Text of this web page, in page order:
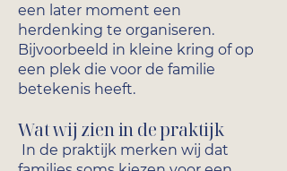
een later moment een
herdenking te organiseren.
Bijvoorbeeld in kleine kring of op
een plek die voor de familie
betekenis heeft.
Wat wij zien in de praktijk
In de praktijk merken wij dat